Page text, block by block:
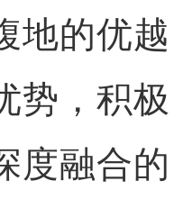
地的优越
势，积极
度融合的